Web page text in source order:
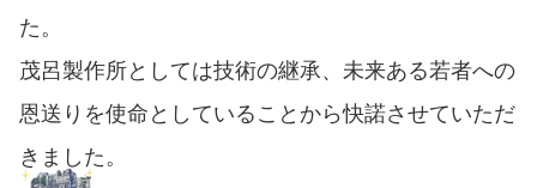
た。
茂呂製作所としては技術の継承、未来ある若者への
恩送りを使命としていることから快諾させていただ
きました。